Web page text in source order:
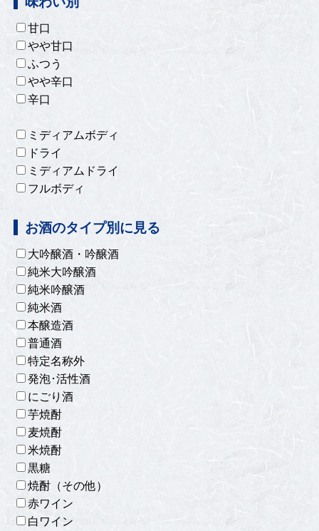
甘口
やや甘口
ふつう
やや辛口
辛口
ミディアムボディ
ドライ
ミディアムドライ
フルボディ
お酒のタイプ別に見る
大吟醸酒・吟醸酒
純米大吟醸酒
純米吟醸酒
純米酒
本醸造酒
普通酒
特定名称外
発泡･活性酒
にごり酒
芋焼酎
麦焼酎
米焼酎
黒糖
焼酎（その他）
赤ワイン
白ワイン